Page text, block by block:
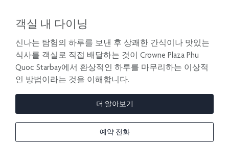
객실 내 다이닝
신나는 탐험의 하루를 보낸 후 상쾌한 간식이나 맛있는
식사를 객실로 직접 배달하는 것이 Crowne Plaza Phu
Quoc Starbay에서 환상적인 하루를 마무리하는 이상적
인 방법이라는 것을 이해합니다.
더 알아보기
예약 전화